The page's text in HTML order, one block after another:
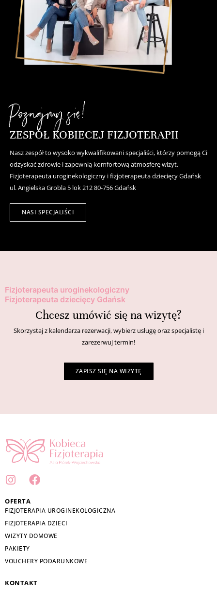
Poznajmy się!
ZESPÓŁ KOBIECEJ FIZJOTERAPII
Nasz zespół to wysoko wykwalifikowani specjaliści, którzy pomogą Ci
odzyskać zdrowie i zapewnią komfortową atmosferę wizyt.
Fizjoterapeuta uroginekologiczny i fizjoterapeuta dziecięcy Gdańsk
ul. Angielska Grobla 5 lok 212 80-756 Gdańsk
NASI SPECJALIŚCI
Fizjoterapeuta uroginekologiczny
Fizjoterapeuta dziecięcy Gdańsk
Chcesz umówić się na wizytę?
Skorzystaj z kalendarza rezerwacji, wybierz usługę oraz specjalistę i
zarezerwuj termin!
ZAPISZ SIĘ NA WIZYTĘ
I
s
t
a
g
r
a
F
e
b
o
k
OFERTA
FIZJOTERAPIA UROGINEKOLOGICZNA
FIZJOTERAPIA DZIECI
WIZYTY DOMOWE
PAKIETY
VOUCHERY PODARUNKOWE
KONTAKT